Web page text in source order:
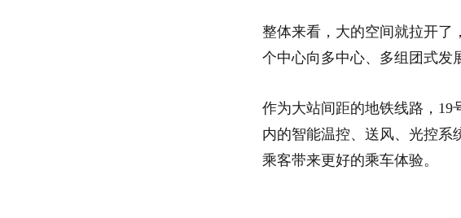
整体来看，大的空间就拉开了
个中心向多中心、多组团式发
作为大站间距的地铁线路，19
内的智能温控、送风、光控系
乘客带来更好的乘车体验。